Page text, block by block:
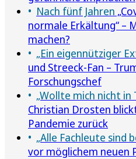
Nach fünf Jahren
normale Erkältung“ –
machen?
„Ein eigennütziger
und Streeck-Fan –
Forschungschef
„Wollte mich nicht in
Christian Drosten
Pandemie zurück
„Alle Fachleute sind
vor möglichem neuen